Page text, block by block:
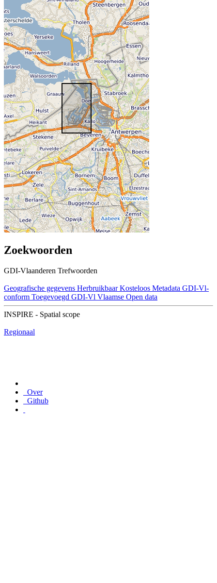
Zoekwoorden
GDI-Vlaanderen Trefwoorden
Geografische gegevens Herbruikbaar Kosteloos Metadata GDI-Vl-
conform Toegevoegd GDI-Vl Vlaamse Open data
INSPIRE - Spatial scope
Regionaal
Over
Github